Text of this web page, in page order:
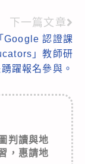
下一篇文章
Google 認證課
」教師研
躍報名參與。
判讀與地
，惠請地